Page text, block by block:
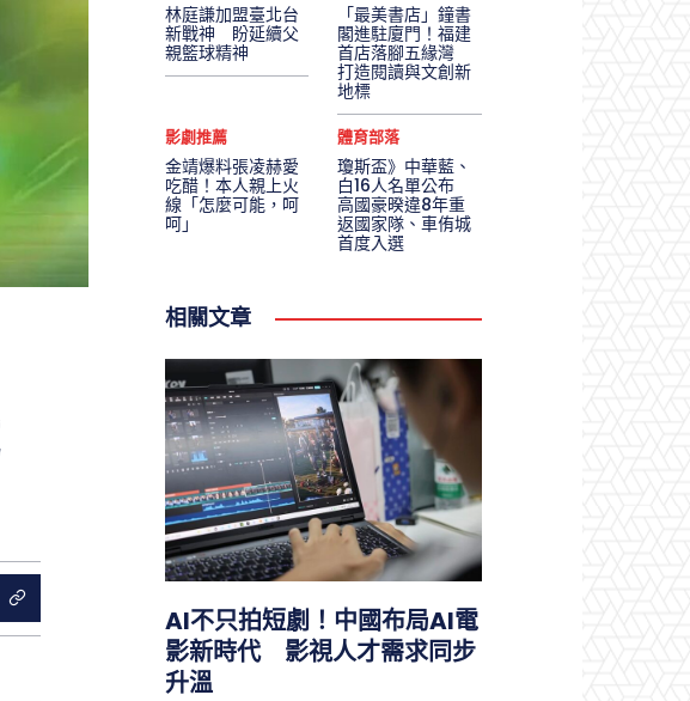
林庭謙加盟臺北台
新戰神 盼延續父
親籃球精神
「最美書店」鐘書
閣進駐廈門！福建
首店落腳五緣灣
打造閱讀與文創新
地標
影劇推薦
金靖爆料張凌赫愛
吃醋！本人親上火
線「怎麼可能，呵
呵」
體育部落
瓊斯盃》中華藍、
白16人名單公布
高國豪暌違8年重
返國家隊、車侑城
首度入選
相關文章
AI不只拍短劇！中國布局AI電
影新時代 影視人才需求同步
升溫